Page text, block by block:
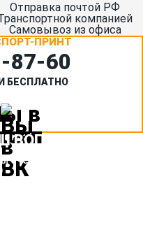
Отправка почтой РФ
компанией
Самовывоз из офиса
ПРИНТ
60
БЕСПЛАТНО
ВОПРОС
очень быстро свяжемся с